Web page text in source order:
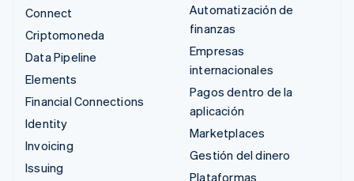
Connect
Criptomoneda
Data Pipeline
Elements
Financial Connections
Identity
Invoicing
Issuing
Automatización de
finanzas
Empresas
internacionales
Pagos dentro de la
aplicación
Marketplaces
Gestión del dinero
Plataformas